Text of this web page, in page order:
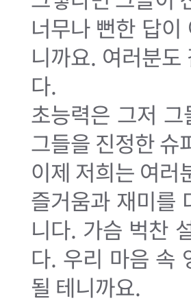
너무나 뻔한 답
니까요. 여러분
다.
초능력은 그저
그들을 진정한 슈
이제 저희는 여러
즐거움과 재미를
니다. 가슴 벅찬
다. 우리 마음 속
될 테니까요.